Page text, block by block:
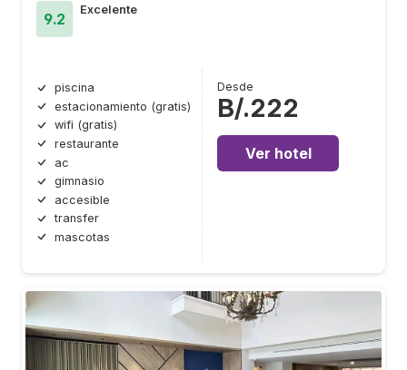
9.2
Excelente
piscina
estacionamiento (gratis)
wifi (gratis)
restaurante
ac
gimnasio
accesible
transfer
mascotas
Desde
B/.222
Ver hotel